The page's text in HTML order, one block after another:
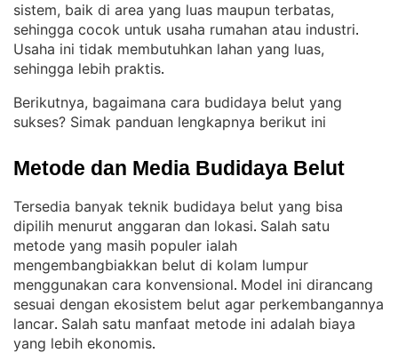
sistem, baik di area yang luas maupun terbatas,
sehingga cocok untuk usaha rumahan atau industri
Usaha ini tidak membutuhkan lahan yang luas,
sehingga lebih praktis.
Berikutnya, bagaimana cara budidaya belut yang
sukses? Simak panduan lengkapnya berikut ini
Metode dan Media Budidaya Belut
Tersedia banyak teknik budidaya belut yang bisa
dipilih menurut anggaran dan lokasi. Salah satu
metode yang masih populer ialah
mengembangbiakkan belut di kolam lumpur
menggunakan cara konvensional. Model ini dirancang
sesuai dengan ekosistem belut agar perkembangannya
lancar. Salah satu manfaat metode ini adalah biaya
yang lebih ekonomis.